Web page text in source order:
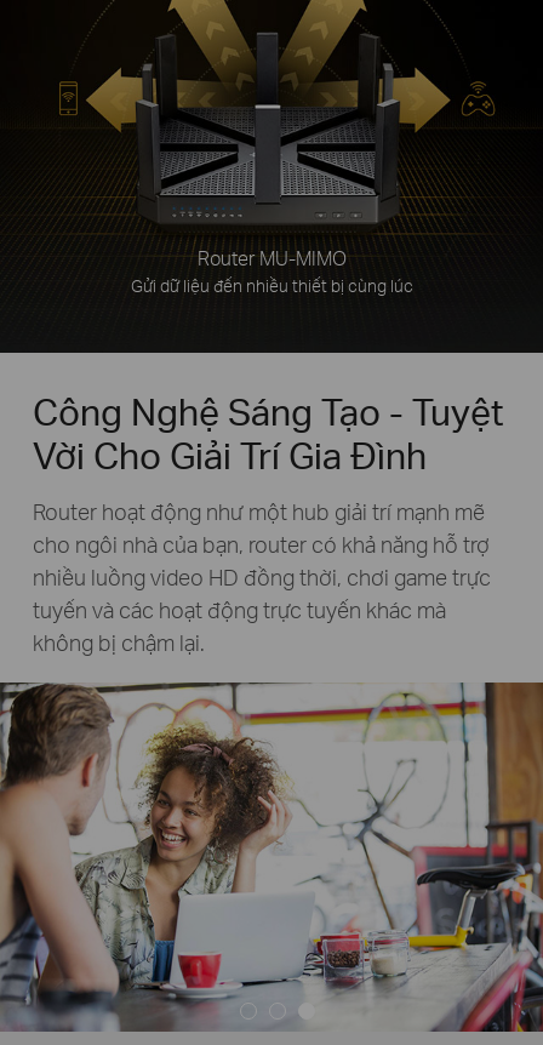
Router MU-MIMO
Gửi dữ liệu đến nhiều thiết bị cùng lúc
Công Nghệ Sáng Tạo - Tuyệt
Vời Cho Giải Trí Gia Đình
Router hoạt động như một hub giải trí mạnh mẽ
cho ngôi nhà của bạn, router có khả năng hỗ trợ
nhiều luồng video HD đồng thời, chơi game trực
tuyến và các hoạt động trực tuyến khác mà
không bị chậm lại.